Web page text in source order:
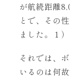
が航続距離
とで、その
ました。１）
それでは、
いるのは何